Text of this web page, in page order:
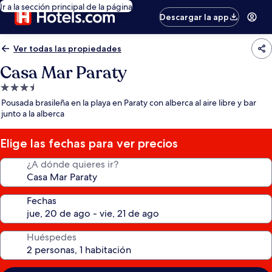
Ir a la sección principal de la página
Descargar la app
Ver todas las propiedades
Casa Mar Paraty
Propiedad
de
3.5
estrellas
Pousada brasileña en la playa en Paraty con alberca al aire libre y bar
junto a la alberca
Elige las fechas para ver precios
¿A dónde quieres ir?
Fechas
Huéspedes